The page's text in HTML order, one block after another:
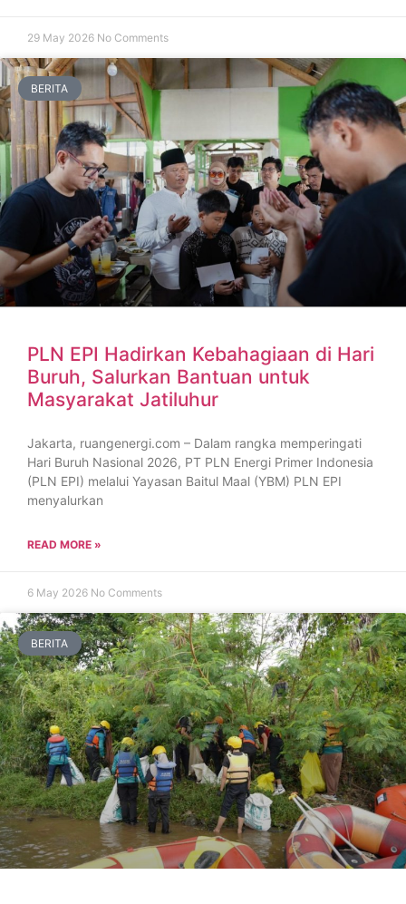
29 May 2026 No Comments
BERITA
PLN EPI Hadirkan Kebahagiaan di Hari
Buruh, Salurkan Bantuan untuk
Masyarakat Jatiluhur
Jakarta, ruangenergi.com – Dalam rangka memperingati
Hari Buruh Nasional 2026, PT PLN Energi Primer Indonesia
(PLN EPI) melalui Yayasan Baitul Maal (YBM) PLN EPI
menyalurkan
READ MORE »
6 May 2026 No Comments
BERITA